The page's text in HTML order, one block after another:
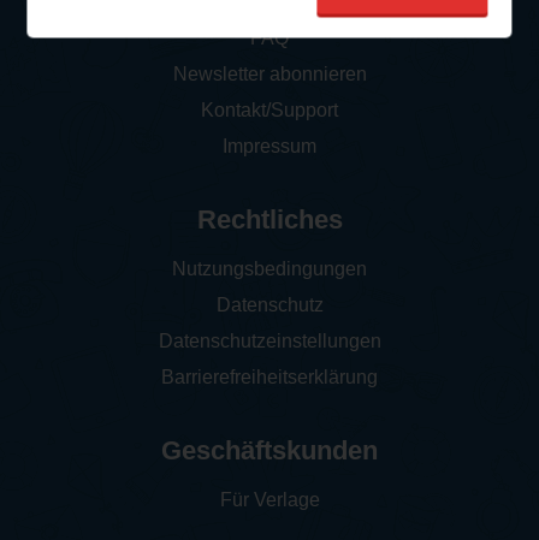
FAQ
Newsletter abonnieren
Kontakt/Support
Impressum
Rechtliches
Nutzungsbedingungen
Datenschutz
Datenschutzeinstellungen
Barrierefreiheitserklärung
Geschäftskunden
Für Verlage